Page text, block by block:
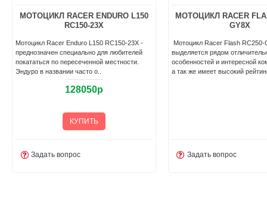
МОТОЦИКЛ RACER ENDURO L150
RC150-23X
Мотоцикл Racer Enduro L150 RC150-23X -
преднозначен специально для любителей
покататься по пересеченной местности.
Эндуро в названии часто о..
128050р
КУПИТЬ
Задать вопрос
МОТОЦИКЛ RACER
GY8X
Мотоцикл Racer Flash RC250-
выделяется рядом
особенностей и интересной
а так же имеет высокий
Задать вопрос